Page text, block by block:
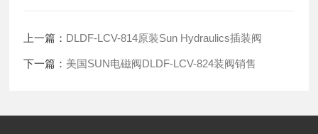
上一篇： DLDF-LCV-814原装Sun Hydraulics插装阀
下一篇： 美国SUN电磁阀DLDF-LCV-824装阀销售